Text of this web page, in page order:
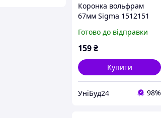
Коронка вольфрам
67мм Sigma 1512151
Готово до відправки
159₴
Купити
УніБуд24 98%